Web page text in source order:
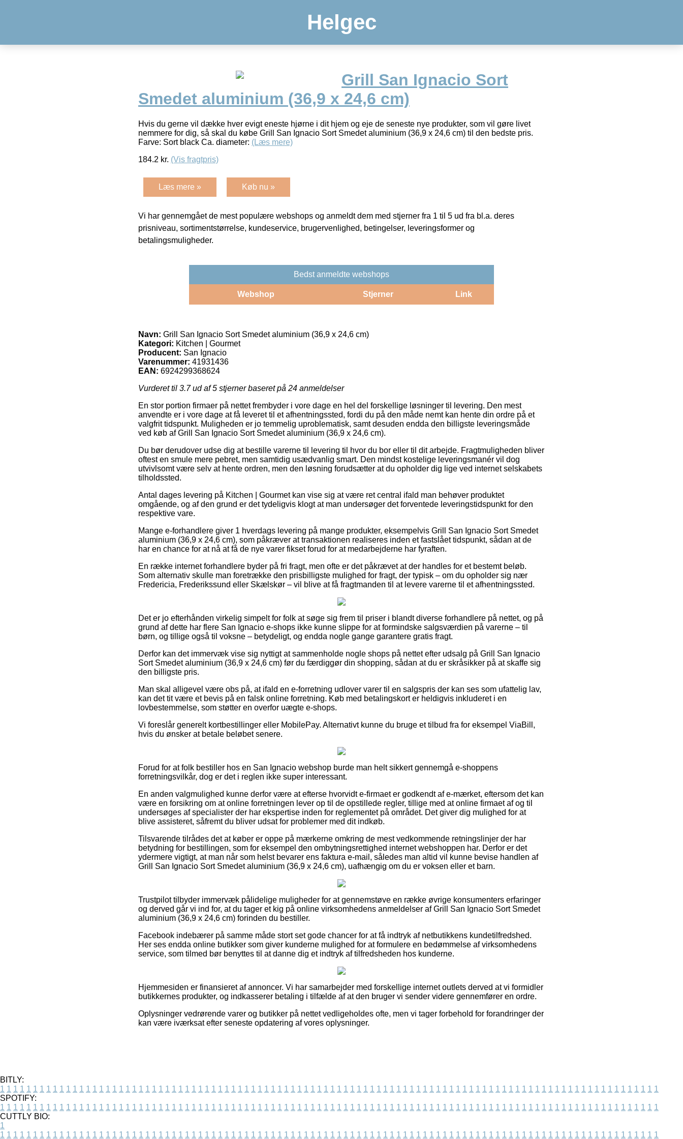
Helgec
Grill San Ignacio Sort
Smedet aluminium (36,9 x 24,6 cm)
Hvis du gerne vil dække hver evigt eneste hjørne i dit hjem og eje de seneste nye produkter, som vil gøre livet
nemmere for dig, så skal du købe Grill San Ignacio Sort Smedet aluminium (36,9 x 24,6 cm) til den bedste pris.
Farve: Sort black Ca. diameter: (Læs mere)
184.2 kr. (Vis fragtpris)
Læs mere » Køb nu »
Vi har gennemgået de mest populære webshops og anmeldt dem med stjerner fra 1 til 5 ud fra bl.a. deres
prisniveau, sortimentstørrelse, kundeservice, brugervenlighed, betingelser, leveringsformer og
betalingsmuligheder.
Bedst anmeldte webshops
Webshop Stjerner Link
Navn: Grill San Ignacio Sort Smedet aluminium (36,9 x 24,6 cm)
Kategori: Kitchen | Gourmet
Producent: San Ignacio
Varenummer: 41931436
EAN: 6924299368624
Vurderet til 3.7ud af 5 stjerner baseret på 24 anmeldelser
En stor portion firmaer på nettet frembyder i vore dage en hel del forskellige løsninger til levering. Den mest
anvendte er i vore dage at få leveret til et afhentningssted, fordi du på den måde nemt kan hente din ordre på et
valgfrit tidspunkt. Muligheden er jo temmelig uproblematisk, samt desuden endda den billigste leveringsmåde
ved køb af Grill San Ignacio Sort Smedet aluminium (36,9 x 24,6 cm).
Du bør derudover udse dig at bestille varerne til levering til hvor du bor eller til dit arbejde. Fragtmuligheden bliver
oftest en smule mere pebret, men samtidig usædvanlig smart. Den mindst kostelige leveringsmanér vil dog
utvivlsomt være selv at hente ordren, men den løsning forudsætter at du opholder dig lige ved internet selskabets
tilholdssted.
Antal dages levering på Kitchen | Gourmet kan vise sig at være ret central ifald man behøver produktet
omgående, og af den grund er det tydeligvis klogt at man undersøger det forventede leveringstidspunkt for den
respektive vare.
Mange e-forhandlere giver 1 hverdags levering på mange produkter, eksempelvis Grill San Ignacio Sort Smedet
aluminium (36,9 x 24,6 cm), som påkræver at transaktionen realiseres inden et fastslået tidspunkt, sådan at de
har en chance for at nå at få de nye varer fikset forud for at medarbejderne har fyraften.
En række internet forhandlere byder på fri fragt, men ofte er det påkrævet at der handles for et bestemt beløb.
Som alternativ skulle man foretrække den prisbilligste mulighed for fragt, der typisk – om du opholder sig nær
Fredericia, Frederikssund eller Skælskør – vil blive at få fragtmanden til at levere varerne til et afhentningssted.
Det er jo efterhånden virkelig simpelt for folk at søge sig frem til priser i blandt diverse forhandlere på nettet, og på
grund af dette har flere San Ignacio e-shops ikke kunne slippe for at formindske salgsværdien på varerne – til
børn, og tillige også til voksne – betydeligt, og endda nogle gange garantere gratis fragt.
Derfor kan det immervæk vise sig nyttigt at sammenholde nogle shops på nettet efter udsalg på Grill San Ignacio
Sort Smedet aluminium (36,9 x 24,6 cm) før du færdiggør din shopping, sådan at du er skråsikker på at skaffe sig
den billigste pris.
Man skal alligevel være obs på, at ifald en e-forretning udlover varer til en salgspris der kan ses som ufattelig lav,
kan det tit være et bevis på en falsk online forretning. Køb med betalingskort er heldigvis inkluderet i en
lovbestemmelse, som støtter en overfor uægte e-shops.
Vi foreslår generelt kortbestillinger eller MobilePay. Alternativt kunne du bruge et tilbud fra for eksempel ViaBill,
hvis du ønsker at betale beløbet senere.
Forud for at folk bestiller hos en San Ignacio webshop burde man helt sikkert gennemgå e-shoppens
forretningsvilkår, dog er det i reglen ikke super interessant.
En anden valgmulighed kunne derfor være at efterse hvorvidt e-firmaet er godkendt af e-mærket, eftersom det kan
være en forsikring om at online forretningen lever op til de opstillede regler, tillige med at online firmaet af og til
undersøges af specialister der har ekspertise inden for reglementet på området. Det giver dig mulighed for at
blive assisteret, såfremt du bliver udsat for problemer med dit indkøb.
Tilsvarende tilrådes det at køber er oppe på mærkerne omkring de mest vedkommende retningslinjer der har
betydning for bestillingen, som for eksempel den ombytningsrettighed internet webshoppen har. Derfor er det
ydermere vigtigt, at man når som helst bevarer ens faktura e-mail, således man altid vil kunne bevise handlen af
Grill San Ignacio Sort Smedet aluminium (36,9 x 24,6 cm), uafhængig om du er voksen eller et barn.
Trustpilot tilbyder immervæk pålidelige muligheder for at gennemstøve en række øvrige konsumenters erfaringer
og derved går vi ind for, at du tager et kig på online virksomhedens anmeldelser af Grill San Ignacio Sort Smedet
aluminium (36,9 x 24,6 cm) forinden du bestiller.
Facebook indebærer på samme måde stort set gode chancer for at få indtryk af netbutikkens kundetilfredshed.
Her ses endda online butikker som giver kunderne mulighed for at formulere en bedømmelse af virksomhedens
service, som tilmed bør benyttes til at danne dig et indtryk af tilfredsheden hos kunderne.
Hjemmesiden er finansieret af annoncer. Vi har samarbejder med forskellige internet outlets derved at vi formidler
butikkernes produkter, og indkasserer betaling i tilfælde af at den bruger vi sender videre gennemfører en ordre.
Oplysninger vedrørende varer og butikker på nettet vedligeholdes ofte, men vi tager forbehold for forandringer der
kan være iværksat efter seneste opdatering af vores oplysninger.
BITLY:
1 1 1 1 1 1 1 1 1 1 1 1 1 1 1 1 1 1 1 1 1 1 1 1 1 1 1 1 1 1 1 1 1 1 1 1 1 1 1 1 1 1 1 1 1 1 1 1 1 1 1 1 1 1 1 1 1 1 1 1 1 1 1 1 1 1 1 1 1 1 1 1 1 1 1 1 1 1 1 1 1 1 1 1 1 1 1 1 1 1 1 1 1 1 1 1 1 1 1 1
SPOTIFY:
1 1 1 1 1 1 1 1 1 1 1 1 1 1 1 1 1 1 1 1 1 1 1 1 1 1 1 1 1 1 1 1 1 1 1 1 1 1 1 1 1 1 1 1 1 1 1 1 1 1 1 1 1 1 1 1 1 1 1 1 1 1 1 1 1 1 1 1 1 1 1 1 1 1 1 1 1 1 1 1 1 1 1 1 1 1 1 1 1 1 1 1 1 1 1 1 1 1 1 1
CUTTLY BIO:
1
1 1 1 1 1 1 1 1 1 1 1 1 1 1 1 1 1 1 1 1 1 1 1 1 1 1 1 1 1 1 1 1 1 1 1 1 1 1 1 1 1 1 1 1 1 1 1 1 1 1 1 1 1 1 1 1 1 1 1 1 1 1 1 1 1 1 1 1 1 1 1 1 1 1 1 1 1 1 1 1 1 1 1 1 1 1 1 1 1 1 1 1 1 1 1 1 1 1 1 1